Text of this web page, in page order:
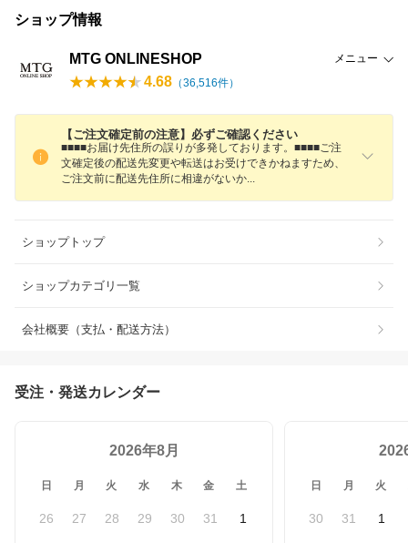
ショップ情報
MTG ONLINESHOP メニュー
4.68 （36,516件）
【ご注文確定前の注意】必ずご確認ください
■■■■お届け先住所の誤りが多発しております。■■■■ご注
文確定後の配送先変更や転送はお受けできかねますため、
ご注文前に配送先住所に相違がないか
ショップトップ
ショップカテゴリ一覧
会社概要（支払・配送方法）
受注・発送カレンダー
2026年8月
日 月 火 水 木 金 土
26 27 28 29 30 31 1
日 月 火
30 31 1